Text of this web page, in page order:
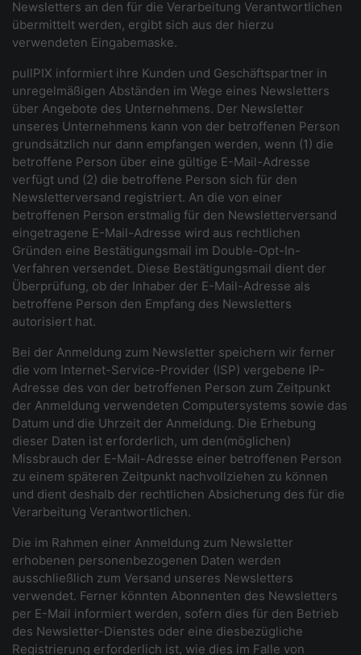
Newsletters an den für die Verarbeitung Verantwortlichen
übermittelt werden, ergibt sich aus der hierzu
verwendeten Eingabemaske.
pullPIX informiert ihre Kunden und Geschäftspartner in
unregelmäßigen Abständen im Wege eines Newsletters
über Angebote des Unternehmens. Der Newsletter
unseres Unternehmens kann von der betroffenen Person
grundsätzlich nur dann empfangen werden, wenn (1) die
betroffene Person über eine gültige E-Mail-Adresse
verfügt und (2) die betroffene Person sich für den
Newsletterversand registriert. An die von einer
betroffenen Person erstmalig für den Newsletterversand
eingetragene E-Mail-Adresse wird aus rechtlichen
Gründen eine Bestätigungsmail im Double-Opt-In-
Verfahren versendet. Diese Bestätigungsmail dient der
Überprüfung, ob der Inhaber der E-Mail-Adresse als
betroffene Person den Empfang des Newsletters
autorisiert hat.
Bei der Anmeldung zum Newsletter speichern wir ferner
die vom Internet-Service-Provider (ISP) vergebene IP-
Adresse des von der betroffenen Person zum Zeitpunkt
der Anmeldung verwendeten Computersystems sowie das
Datum und die Uhrzeit der Anmeldung. Die Erhebung
dieser Daten ist erforderlich, um den(möglichen)
Missbrauch der E-Mail-Adresse einer betroffenen Person
zu einem späteren Zeitpunkt nachvollziehen zu können
und dient deshalb der rechtlichen Absicherung des für die
Verarbeitung Verantwortlichen.
Die im Rahmen einer Anmeldung zum Newsletter
erhobenen personenbezogenen Daten werden
ausschließlich zum Versand unseres Newsletters
verwendet. Ferner könnten Abonnenten des Newsletters
per E-Mail informiert werden, sofern dies für den Betrieb
des Newsletter-Dienstes oder eine diesbezügliche
Registrierung erforderlich ist, wie dies im Falle von